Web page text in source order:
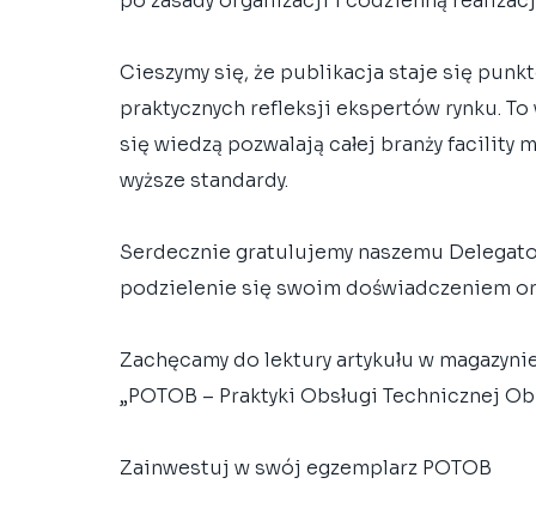
Cieszymy się, że publikacja staje się
praktycznych refleksji ekspertów rynku.
się wiedzą pozwalają całej branży
wyższe standardy.
Serdecznie gratulujemy naszemu
podzielenie się swoim doświadczeniem
Zachęcamy do lektury artykułu w
„POTOB – Praktyki Obsługi Technicznej
Zainwestuj w swój egzemplarz POTOB